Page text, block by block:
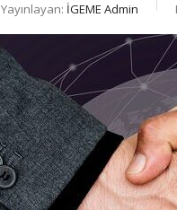
Yayınlayan: İGEME Admin